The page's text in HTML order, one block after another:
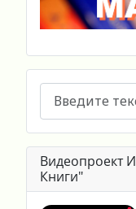
Поиск
Видеопроект
Книги"